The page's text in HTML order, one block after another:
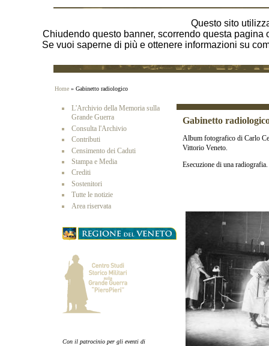
Questo sito
Chiudendo questo banner, scorrendo questa
Se vuoi saperne di più e ottenere informazioni su
Home » Gabinetto radiologico
L'Archivio della Memoria sulla
Grande Guerra
Consulta l'Archivio
Contributi
Censimento dei Caduti
Stampa e Media
Crediti
Sostenitori
Tutte le notizie
Area riservata
Con il patrocinio per gli eventi di
Gabinetto
Album fotografico di Carlo
Vittorio Veneto.
Esecuzione di una radiografia.